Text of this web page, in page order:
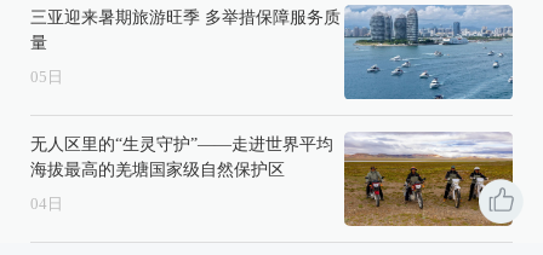
三亚迎来暑期旅游旺季 多举措保障服务质
量
05 日
无人区里的“生灵守护”——走进世界平均
海拔最高的羌塘国家级自然保护区
04 日